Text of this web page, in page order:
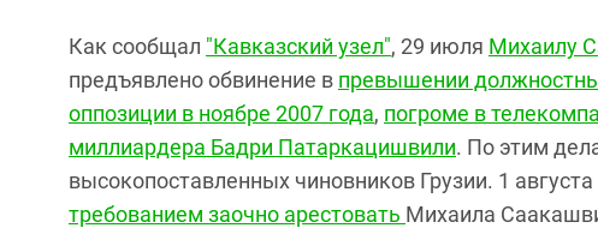
Как сообщал "Кавказский узел", 29 июля Михаилу
предъявлено обвинение в превышении
оппозиции в ноябре 2007 года, погроме в
миллиардера Бадри Патаркацишвили. По этим
высокопоставленных чиновников Грузии. 1
требованием заочно арестовать Михаила